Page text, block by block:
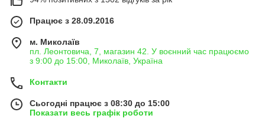
Працює з 28.09.2016
м. Миколаїв
пл. Леонтовича, 7, магазин 42. У воєнний час працюємо
з 9:00 до 15:00, Миколаїв, Україна
Контакти
Сьогодні працює з 08:30 до 15:00
Показати весь графік роботи